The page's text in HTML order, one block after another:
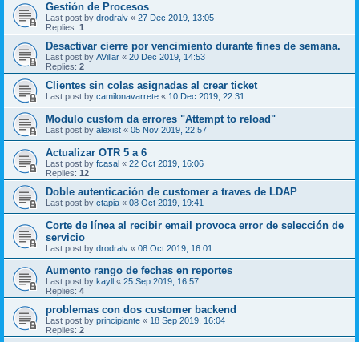
Gestión de Procesos
Last post by drodralv « 27 Dec 2019, 13:05
Replies: 1
Desactivar cierre por vencimiento durante fines de semana.
Last post by AVillar « 20 Dec 2019, 14:53
Replies: 2
Clientes sin colas asignadas al crear ticket
Last post by camilonavarrete « 10 Dec 2019, 22:31
Modulo custom da errores "Attempt to reload"
Last post by alexist « 05 Nov 2019, 22:57
Actualizar OTR 5 a 6
Last post by fcasal « 22 Oct 2019, 16:06
Replies: 12
Doble autenticación de customer a traves de LDAP
Last post by ctapia « 08 Oct 2019, 19:41
Corte de línea al recibir email provoca error de selección de
servicio
Last post by drodralv « 08 Oct 2019, 16:01
Aumento rango de fechas en reportes
Last post by kayll « 25 Sep 2019, 16:57
Replies: 4
problemas con dos customer backend
Last post by principiante « 18 Sep 2019, 16:04
Replies: 2